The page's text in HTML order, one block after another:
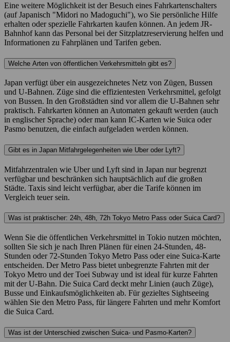
Eine weitere Möglichkeit ist der Besuch eines Fahrkartenschalters
(auf Japanisch "Midori no Madoguchi"), wo Sie persönliche Hilfe
erhalten oder spezielle Fahrkarten kaufen können. An jedem JR-
Bahnhof kann das Personal bei der Sitzplatzreservierung helfen und
Informationen zu Fahrplänen und Tarifen geben.
Welche Arten von öffentlichen Verkehrsmitteln gibt es?
Japan verfügt über ein ausgezeichnetes Netz von Zügen, Bussen
und U-Bahnen. Züge sind die effizientesten Verkehrsmittel, gefolgt
von Bussen. In den Großstädten sind vor allem die U-Bahnen sehr
praktisch. Fahrkarten können an Automaten gekauft werden (auch
in englischer Sprache) oder man kann IC-Karten wie Suica oder
Pasmo benutzen, die einfach aufgeladen werden können.
Gibt es in Japan Mitfahrgelegenheiten wie Uber oder Lyft?
Mitfahrzentralen wie Uber und Lyft sind in Japan nur begrenzt
verfügbar und beschränken sich hauptsächlich auf die großen
Städte. Taxis sind leicht verfügbar, aber die Tarife können im
Vergleich teuer sein.
Was ist praktischer: 24h, 48h, 72h Tokyo Metro Pass oder Suica Card?
Wenn Sie die öffentlichen Verkehrsmittel in Tokio nutzen möchten,
sollten Sie sich je nach Ihren Plänen für einen 24-Stunden, 48-
Stunden oder 72-Stunden Tokyo Metro Pass oder eine Suica-Karte
entscheiden. Der Metro Pass bietet unbegrenzte Fahrten mit der
Tokyo Metro und der Toei Subway und ist ideal für kurze Fahrten
mit der U-Bahn. Die Suica Card deckt mehr Linien (auch Züge),
Busse und Einkaufsmöglichkeiten ab. Für gezieltes Sightseeing
wählen Sie den Metro Pass, für längere Fahrten und mehr Komfort
die Suica Card.
Was ist der Unterschied zwischen Suica- und Pasmo-Karten?